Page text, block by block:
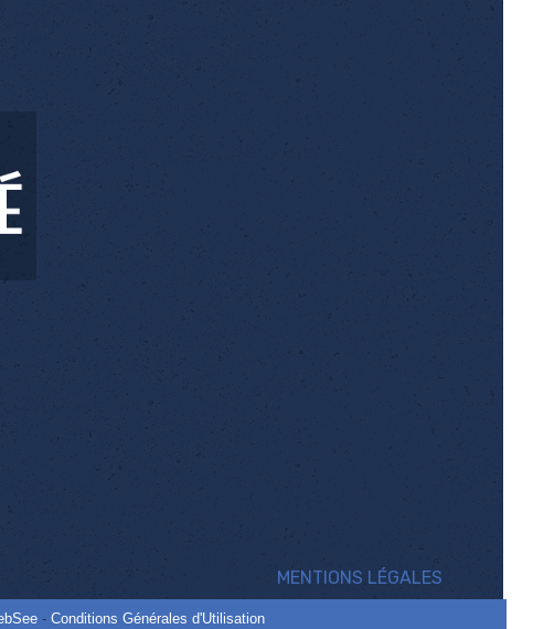
MENTIONS LÉGALES
-Conditions Générales d'Utilisation